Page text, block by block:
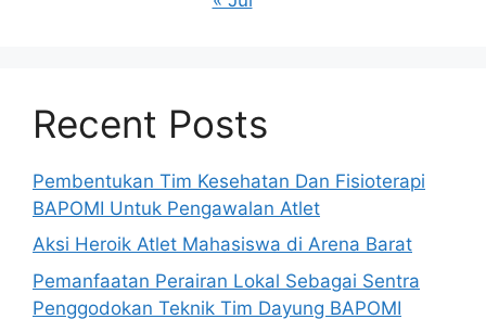
Recent Posts
Pembentukan Tim Kesehatan Dan Fisioterapi
BAPOMI Untuk Pengawalan Atlet
Aksi Heroik Atlet Mahasiswa di Arena Barat
Pemanfaatan Perairan Lokal Sebagai Sentra
Penggodokan Teknik Tim Dayung BAPOMI